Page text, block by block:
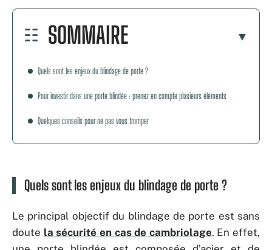
SOMMAIRE
Quels sont les enjeux du blindage de porte ?
Pour investir dans une porte blindée : prenez en compte plusieurs éléments
Quelques conseils pour ne pas vous tromper
Quels sont les enjeux du blindage de porte ?
Le principal objectif du blindage de porte est sans
doute la sécurité en cas de cambriolage. En effet,